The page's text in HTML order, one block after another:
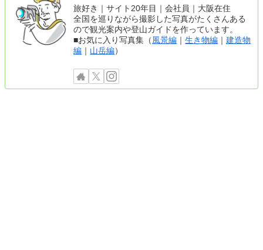
旅好き｜サイト20年目｜会社員｜大阪在住
全国を巡りながら撮影した写真がたくさんある
ので観光案内や登山ガイドを作っています。
■お気に入り写真集（ 風景編 ｜生き物編 ｜建造物
編 ｜ 山岳編）